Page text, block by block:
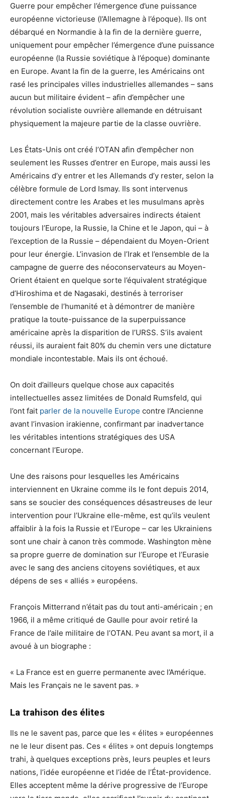
Guerre pour empêcher l’émergence d’une puissance
européenne victorieuse (l’Allemagne à l’époque). Ils ont
débarqué en Normandie à la fin de la dernière guerre,
uniquement pour empêcher l’émergence d’une puissance
européenne (la Russie soviétique à l’époque) dominante
en Europe. Avant la fin de la guerre, les Américains ont
rasé les principales villes industrielles allemandes – sans
aucun but militaire évident – afin d’empêcher une
révolution socialiste ouvrière allemande en détruisant
physiquement la majeure partie de la classe ouvrière.
Les États-Unis ont créé l’OTAN afin d’empêcher non
seulement les Russes d’entrer en Europe, mais aussi les
Américains d’y entrer et les Allemands d’y rester, selon la
célèbre formule de Lord Ismay. Ils sont intervenus
directement contre les Arabes et les musulmans après
2001, mais les véritables adversaires indirects étaient
toujours l’Europe, la Russie, la Chine et le Japon, qui – à
l’exception de la Russie – dépendaient du Moyen-Orient
pour leur énergie. L’invasion de l’Irak et l’ensemble de la
campagne de guerre des néoconservateurs au Moyen-
Orient étaient en quelque sorte l’équivalent stratégique
d’Hiroshima et de Nagasaki, destinés à terroriser
l’ensemble de l’humanité et à démontrer de manière
pratique la toute-puissance de la superpuissance
américaine après la disparition de l’URSS. S’ils avaient
réussi, ils auraient fait 80% du chemin vers une dictature
mondiale incontestable. Mais ils ont échoué.
On doit d’ailleurs quelque chose aux capacités
intellectuelles assez limitées de Donald Rumsfeld, qui
l’ont fait parler de la nouvelle Europe contre l’Ancienne
avant l’invasion irakienne, confirmant par inadvertance
les véritables intentions stratégiques des USA
concernant l’Europe.
Une des raisons pour lesquelles les Américains
interviennent en Ukraine comme ils le font depuis 2014,
sans se soucier des conséquences désastreuses de leur
intervention pour l’Ukraine elle-même, est qu’ils veulent
affaiblir à la fois la Russie et l’Europe – car les Ukrainiens
sont une chair à canon très commode. Washington mène
sa propre guerre de domination sur l’Europe et l’Eurasie
avec le sang des anciens citoyens soviétiques, et aux
dépens de ses « alliés » européens.
François Mitterrand n’était pas du tout anti-américain ; en
1966, il a même critiqué de Gaulle pour avoir retiré la
France de l’aile militaire de l’OTAN. Peu avant sa mort, il a
avoué à un biographe :
« La France est en guerre permanente avec l’Amérique.
Mais les Français ne le savent pas. »
La trahison des élites
Ils ne le savent pas, parce que les « élites » européennes
ne le leur disent pas. Ces « élites » ont depuis longtemps
trahi, à quelques exceptions près, leurs peuples et leurs
nations, l’idée européenne et l’idée de l’État-providence.
Elles acceptent même la dérive progressive de l’Europe